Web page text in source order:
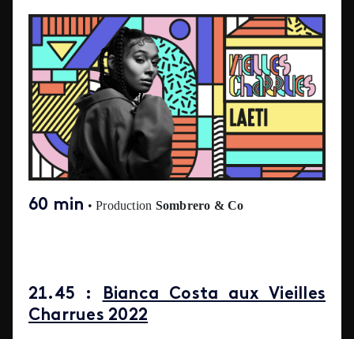
60 min •Production Sombrero & Co
21.45 :
Bianca Costa aux Vieilles
Charrues 2022